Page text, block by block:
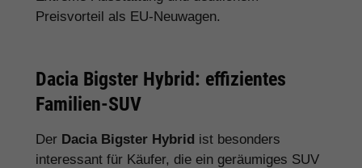
Preisvorteil als EU-Neuwagen.
Dacia Bigster Hybrid: effizientes
Familien-SUV
Der Dacia Bigster Hybrid ist besonders
interessant für Käufer, die ein geräumiges SUV